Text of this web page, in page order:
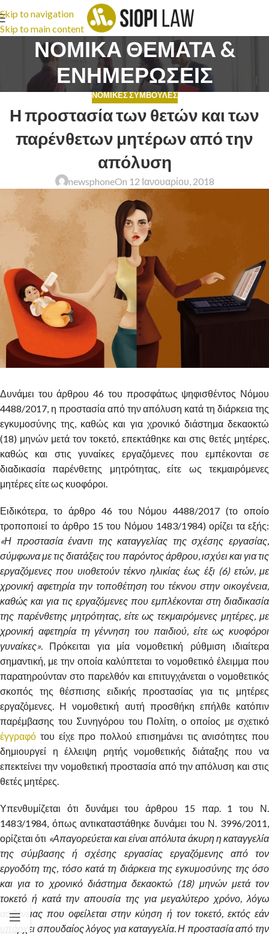
Skip to navigation
Skip to main content
ΝΟΜΙΚΑ ΘΕΜΑΤΑ &
ΕΝΗΜΕΡΩΣΕΙΣ
ΝΟΜΙΚΈΣ ΣΥΜΒΟΥΛΈΣ
Η προστασία των θετών και των
παρένθετων μητέρων από την
απόλυση
newsphoneOn 12 Ιανουαρίου, 2018
Δυνάμει του άρθρου 46 του προσφάτως ψηφισθέντος Νόμου
4488/2017, η προστασία από την απόλυση κατά τη διάρκεια της
εγκυμοσύνης της, καθώς και για χρονικό διάστημα δεκαοκτώ
(18) μηνών μετά τον τοκετό, επεκτάθηκε και στις θετές μητέρες,
καθώς και στις γυναίκες εργαζόμενες που εμπέκονται σε
διαδικασία παρένθετης μητρότητας, είτε ως τεκμαιρόμενες
μητέρες είτε ως κυοφόροι.
Ειδικότερα, το άρθρο 46 του Νόμου 4488/2017 (το οποίο
τροποποιεί το άρθρο 15 του Νόμου 1483/1984) ορίζει τα εξής:
«Η προστασία έναντι της καταγγελίας της σχέσης εργασίας,
σύμφωνα με τις διατάξεις του παρόντος άρθρου, ισχύει και για τις
εργαζόμενες που υιοθετούν τέκνο ηλικίας έως έξι (6) ετών, με
χρονική αφετηρία την τοποθέτηση του τέκνου στην οικογένεια,
καθώς και για τις εργαζόμενες που εμπλέκονται στη διαδικασία
της παρένθετης μητρότητας, είτε ως τεκμαιρόμενες μητέρες, με
χρονική αφετηρία τη γέννηση του παιδιού, είτε ως κυοφόροι
γυναίκες». Πρόκειται για μία νομοθετική ρύθμιση ιδιαίτερα
σημαντική, με την οποία καλύπτεται το νομοθετικό έλειμμα που
παρατηρούνταν στο παρελθόν και επιτυγχάνεται ο νομοθετικός
σκοπός της θέσπισης ειδικής προστασίας για τις μητέρες
εργαζόμενες. Η νομοθετική αυτή προσθήκη επήλθε κατόπιν
παρέμβασης του Συνηγόρου του Πολίτη, ο οποίος με σχετικό
έγγραφό του είχε προ πολλού επισημάνει τις ανισότητες που
δημιουργεί η έλλειψη ρητής νομοθετικής διάταξης που να
επεκτείνει την νομοθετική προστασία από την απόλυση και στις
θετές μητέρες.
Υπενθυμίζεται ότι δυνάμει του άρθρου 15 παρ. 1 του Ν.
1483/1984, όπως αντικαταστάθηκε δυνάμει του Ν. 3996/2011,
ορίζεται ότι «Απαγορεύεται και είναι απόλυτα άκυρη η καταγγελία
της σύμβασης ή σχέσης εργασίας εργαζόμενης από τον
εργοδότη της, τόσο κατά τη διάρκεια της εγκυμοσύνης της όσο
και για το χρονικό διάστημα δεκαοκτώ (18) μηνών μετά τον
τοκετό ή κατά την απουσία της για μεγαλύτερο χρόνο, λόγω
ασθένειας που οφείλεται στην κύηση ή τον τοκετό, εκτός εάν
υπάρχει σπουδαίος λόγος για καταγγελία. Η προστασία από την